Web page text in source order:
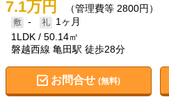
7.1万円 （管理費等 2800円）
-
1ヶ月
1LDK
50.14㎡
磐越西線 亀田駅 徒歩28分
お問合せ (無料)